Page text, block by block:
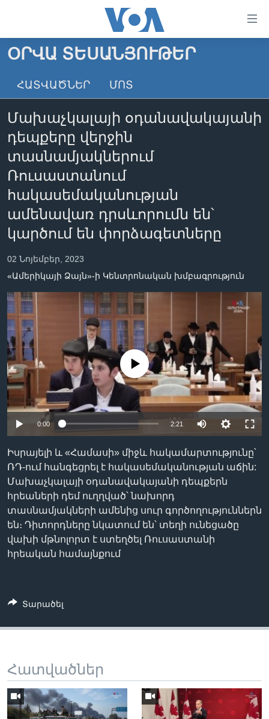
անցնել
հիմնական
անցնել
բովանդակությանը
հիմնական
բովանդակություն
ԳԼԽԱՎՈՐ ԷՋ
ԼՈՒՐԵՐ
ՏԵՍԱՆՅՈՒԹԵՐ
ՖԻԼՄԵՐ
ՖԻԼՄԵՐ
IN ENGLISH
ՄԵՐ ՄԱՍԻՆ
ՄԵՐ ՄԱՍԻՆ
«ԱՄԵՐԻԿԱՅԻ ՁԱՅՆ»-Ի ԿԱՆՈՆԱԴՐՈՒԹՅՈՒՆ
ԿԱՊ ՄԵԶ ՀԵՏ
ՈՒԿՐԱԻՆԱԿԱՆ ՊԱՏԵՐԱԶՄ
Learning English
ՀԵՏԵՒԵՔ ՄԵԶ
Լեզուներ
ՕՐՎԱ ՏԵՍԱՆՅՈՒԹԵՐ
ՀԱՏՎԱԾՆԵՐ ՄՈՏ
Մախաչկալայի օդանավակայանի
դեպքերը վերջին
տասնամյակներում
Ռուսաստանում
հակասեմականության
ամենավառ դրսևորումն են՝
կարծում են փորձագետները
02 Նոյեմբեր, 2023
«Ամերիկայի Ձայն»-ի Կենտրոնական խմբագրություն
No media source currently available
0:00 2:21
Իսրայելի և «Համասի» միջև հակամարտությունը՝
ՌԴ-ում հանգեցրել է հակասեմականության աճին:
Մախաչկալայի օդանավակայանի դեպքերն
հրեաների դեմ ուղղված՝ նախորդ
տասնամյակների ամենից սուր գործողություններն
են։ Դիտորդները նկատում են՝ տեղի ունեցածը
վախի մթնոլորտ է ստեղծել Ռուսաստանի
հրեական համայնքում
Տարածել
Հատվածներ